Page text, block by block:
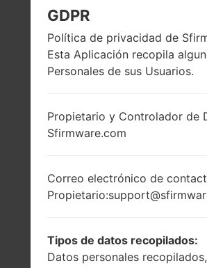
GDPR
Política de privacidad de
Esta Aplicación recopila
Personales de sus Usuarios.
Propietario y Controlador de
Sfirmware.com
Correo electrónico de
Tipos de datos recopilados:
Datos personales